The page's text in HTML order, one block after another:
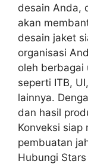
desain Anda,
akan
desain jaket
organisasi
oleh berbagai
seperti ITB,
lainnya.
dan hasil
Konveksi
pembuatan
Hubungi